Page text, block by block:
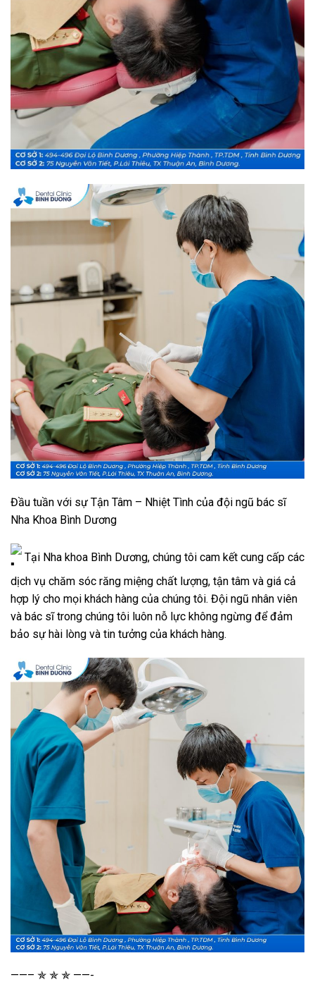
Đầu tuần với sự Tận Tâm – Nhiệt Tình của đội ngũ bác sĩ
Nha Khoa Bình Dương
Tại Nha khoa Bình Dương, chúng tôi cam kết cung cấp các
dịch vụ chăm sóc răng miệng chất lượng, tận tâm và giá cả
hợp lý cho mọi khách hàng của chúng tôi. Đội ngũ nhân viên
và bác sĩ trong chúng tôi luôn nỗ lực không ngừng để đảm
bảo sự hài lòng và tin tưởng của khách hàng.
——– ✯ ✯ ✯ ——-